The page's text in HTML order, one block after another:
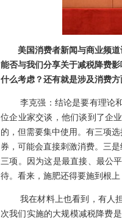
美国消费者新闻与商业频
能否与我们分享关于减税降费
什么考虑？还有就是涉及消费
李克强：结论是要有理论
位企业家交谈，他们谈到了企
的，但需要集中使用。有三项
券，可能会直接刺激消费。三
三项。因为这是最直接、最公
待。看来，施肥还得要施到根上
我在材料上也看到，有人
次我们实施的大规模减税降费